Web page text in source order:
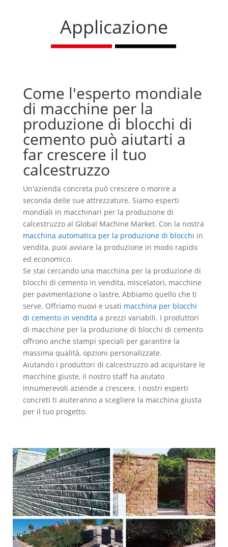
Applicazione
Come l'esperto mondiale
di macchine per la
produzione di blocchi di
cemento può aiutarti a
far crescere il tuo
calcestruzzo
Un'azienda concreta può crescere o morire a
seconda delle sue attrezzature. Siamo esperti
mondiali in macchinari per la produzione di
calcestruzzo al Global Machine Market. Con la nostra
macchina automatica per la produzione di blocchi in
vendita, puoi avviare la produzione in modo rapido
ed economico.
Se stai cercando una macchina per la produzione di
blocchi di cemento in vendita, miscelatori, macchine
per pavimentazione o lastre, Abbiamo quello che ti
serve. Offriamo nuovi e usati macchina per blocchi
di cemento in vendita a prezzi variabili. I produttori
di macchine per la produzione di blocchi di cemento
offrono anche stampi speciali per garantire la
massima qualità, opzioni personalizzate.
Aiutando i produttori di calcestruzzo ad acquistare le
macchine giuste, il nostro staff ha aiutato
innumerevoli aziende a crescere. I nostri esperti
concreti ti aiuteranno a scegliere la macchina giusta
per il tuo progetto.